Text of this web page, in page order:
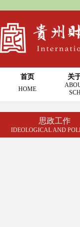
首页
HOME
关
思政工作
IDEOLOGICAL AND